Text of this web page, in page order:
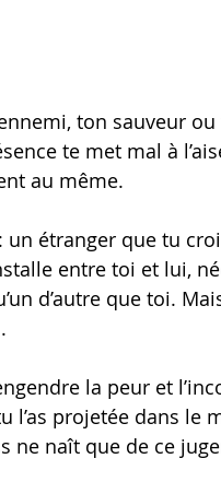
ton sauveur
te met mal à
au même.
un étranger que tu
entre toi et lui,
d’autre que toi. Mais
la peur et
projetée dans le
ne naît que de ce